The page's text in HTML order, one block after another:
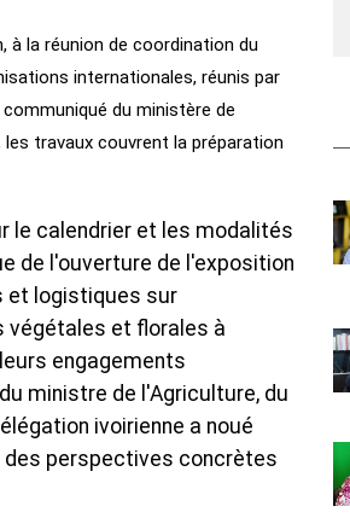
à la réunion de coordination du
internationales, réunis par
du ministère de
les travaux couvrent la préparation
le calendrier et les modalités
de l'ouverture de l'exposition
et logistiques sur
végétales et florales à
engagements
ministre de l'Agriculture, du
ivoirienne a noué
perspectives concrètes